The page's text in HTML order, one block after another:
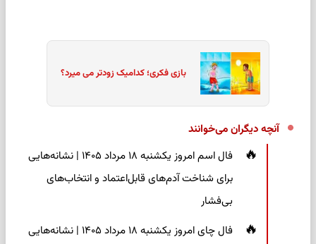
بازی فکری؛ کدامیک زودتر می میرد؟
آنچه دیگران می‌خوانند
فال اسم امروز یکشنبه ۱۸ مرداد ۱۴۰۵ | نشانه‌هایی
برای شناخت آدم‌های قابل‌اعتماد و انتخاب‌های
بی‌فشار
فال چای امروز یکشنبه ۱۸ مرداد ۱۴۰۵ | نشانه‌هایی